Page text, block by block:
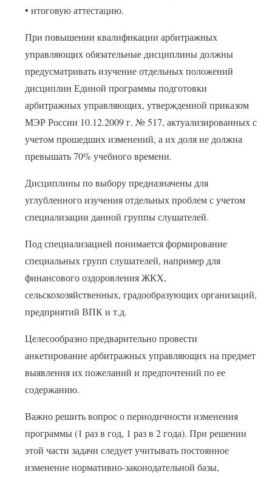
• итоговую аттестацию.
При повышении квалификации арбитражных
управляющих обязательные дисциплины должны
предусматривать изучение отдельных положений
дисциплин Единой программы подготовки
арбитражных управляющих, утвержденной приказом
МЭР России 10.12.2009 г. № 517, актуализированных с
учетом прошедших изменений, а их доля не должна
превышать 70% учебного времени.
Дисциплины по выбору предназначены для
углубленного изучения отдельных проблем с учетом
специализации данной группы слушателей.
Под специализацией понимается формирование
специальных групп слушателей, например для
финансового оздоровления ЖКХ,
сельскохозяйственных, градообразующих организаций,
предприятий ВПК и т.д.
Целесообразно предварительно провести
анкетирование арбитражных управляющих на предмет
выявления их пожеланий и предпочтений по ее
содержанию.
Важно решить вопрос о периодичности изменения
программы (1 раз в год, 1 раз в 2 года). При решении
этой части задачи следует учитывать постоянное
изменение нормативно-законодательной базы,